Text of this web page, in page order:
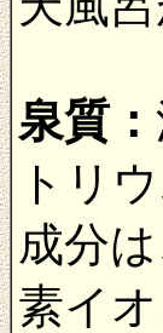
泉質：
トリ
成分
素イ